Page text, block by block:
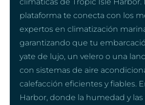
plataforma te conecta con los
expertos en climatización
garantizando que tu
yate de lujo, un velero o una
con sistemas de aire
calefacción eficientes y fiables.
Harbor, donde la humedad y